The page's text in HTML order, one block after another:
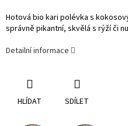
Hotová bio kari polévka s
správně pikantní, skvělá s rýží či
Detailní informace
HLÍDAT SDÍLET